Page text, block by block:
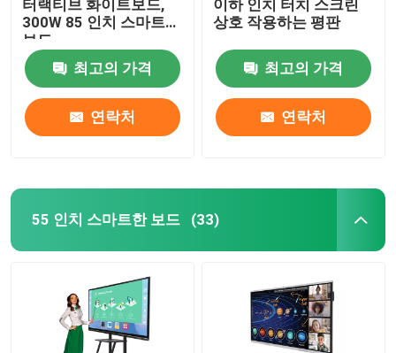
터랙티브 화이트보드,
300W 85 인치 스마트한
보드
최고의 가격
연락처
이하 인치 터치 스크린
상호 작용하는 평판
최고의 가격
연락처
55 인치 스마트한 보드 (33)